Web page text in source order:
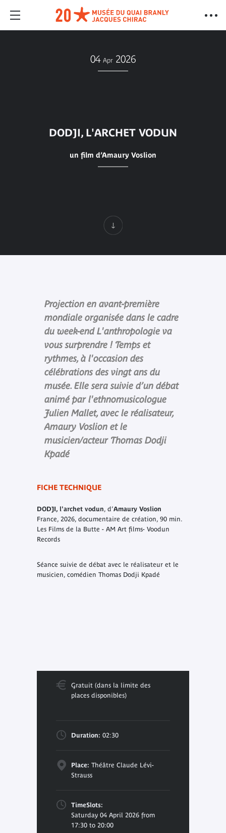
04 Apr 2026
DODJI, L'ARCHET VODUN
un film d’Amaury Voslion
Projection en avant-première
mondiale organisée dans le cadre
du week-end L'anthropologie va
vous surprendre ! Temps et
rythmes, à l'occasion des
célébrations des vingt ans du
musée. Elle sera suivie d’un débat
animé par l'ethnomusicologue
Julien Mallet, avec le réalisateur,
Amaury Voslion et le
musicien/acteur Thomas Dodji
Kpadé
FICHE TECHNIQUE
DODJI, l'archet vodun, d’Amaury Voslion
France, 2026, documentaire de création, 90 min.
Les Films de la Butte - AM Art films- Voodun
Records
Séance suivie de débat avec le réalisateur et le
musicien, comédien Thomas Dodji Kpadé
Gratuit (dans la limite des
places disponibles)
Duration: 02:30
Place: Théâtre Claude Lévi-
Strauss
TimeSlots:
Saturday 04 April 2026 from
17:30 to 20:00